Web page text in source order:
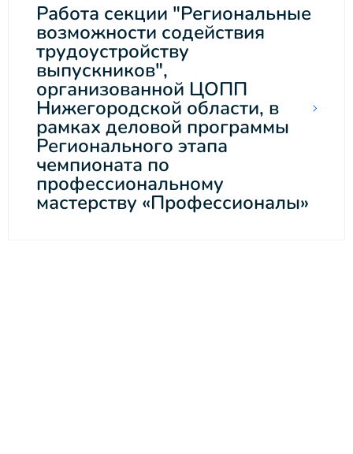
Работа секции "Региональные
возможности содействия
трудоустройству
выпускников",
организованной ЦОПП
Нижегородской области, в
рамках деловой программы
Регионального этапа
чемпионата по
профессиональному
мастерству «Профессионалы»